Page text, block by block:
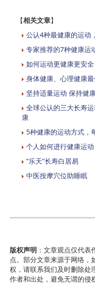
【相关文章】
公认4种最健康的运动
专家推荐的7种健康运
如何运动更健康更安全
身体健康、心理健康
坚持适量运动 保持健
全球公认的三大长寿
康
5种健康的运动方式，
个人如何进行健康运动
“乐天”长寿白居易
中医按摩穴位助睡眠
版权声明 ：文章观点仅代
点。部分文章来源于网络，
权，请联系我们及时删除处
作者和出处，避免无谓的侵